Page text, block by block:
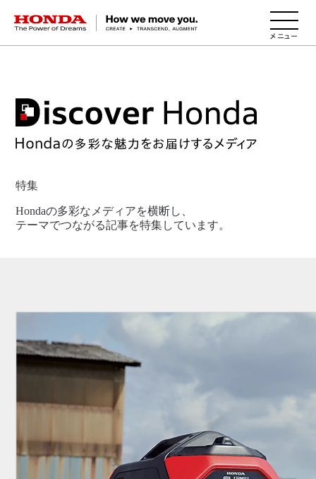
HONDA The Power of Dreams
特集
Hondaの多彩なメディアを横断し、
テーマでつながる記事を特集しています。